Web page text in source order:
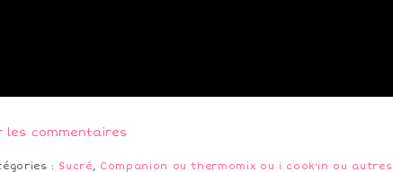
les commentaires
: Sucré, Companion ou thermomix ou i cook'in ou autres